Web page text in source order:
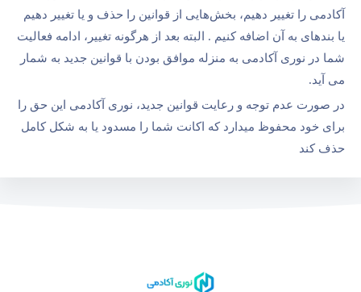
آکادمی را تغییر دهیم، بخش‌هایی از قوانین را حذف و یا تغییر دهیم
یا بندهای به آن اضافه کنیم . البته بعد از هرگونه تغییر، ادامه فعالیت
شما در نوری آکادمی به منزله موافق بودن با قوانین جدید به شمار
می آید.
در صورت عدم توجه و رعایت قوانین جدید، نوری آکادمی این حق را
برای خود محفوظ میدارد که اکانت شما را مسدود یا به شکل کامل
حذف کند